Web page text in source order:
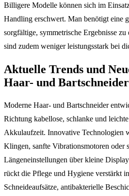
Billigere Modelle können sich im
Handling erschwert. Man benötigt eine
sorgfältige, symmetrische Ergebnisse
sind zudem weniger leistungsstark bei
Aktuelle Trends und
Haar- und
Moderne Haar- und Bartschneider
Richtung kabellose, schlanke und
Akkulaufzeit. Innovative Technologien
Klingen, sanfte Vibrationsmotoren oder
Längeneinstellungen über kleine
rückt die Pflege und Hygiene verstärkt
Schneideaufsätze, antibakterielle